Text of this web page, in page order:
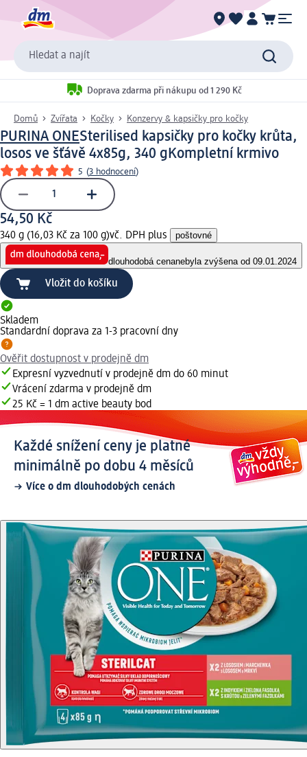
Hledat a najít
Doprava zdarma při nákupu od 1 290 Kč
Domů Zvířata Kočky Konzervy & kapsičky pro kočky
PURINA ONESterilised kapsičky pro kočky krůta,
losos ve šťávě 4x85g, 340 g Kompletní krmivo
5 (3 hodnocení)
54,50 Kč
340 g (16,03 Kč za 100 g)vč. DPH plus poštovné
dlouhodobá cenanebyla zvýšena od 09.01.2024
Vložit do košíku
Skladem
Standardní doprava za 1-3 pracovní dny
Ověřit dostupnost v prodejně dm
Expresní vyzvednutí v prodejně dm do 60 minut
Vrácení zdarma v prodejně dm
25 Kč = 1 dm active beauty bod
Každé snížení ceny je platné
minimálně po dobu 4 měsíců
Více o dm dlouhodobých cenách